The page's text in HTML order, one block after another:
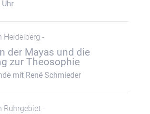
Heidelberg -
der Mayas und die
zur Theosophie
mit René Schmieder
Ruhrgebiet -